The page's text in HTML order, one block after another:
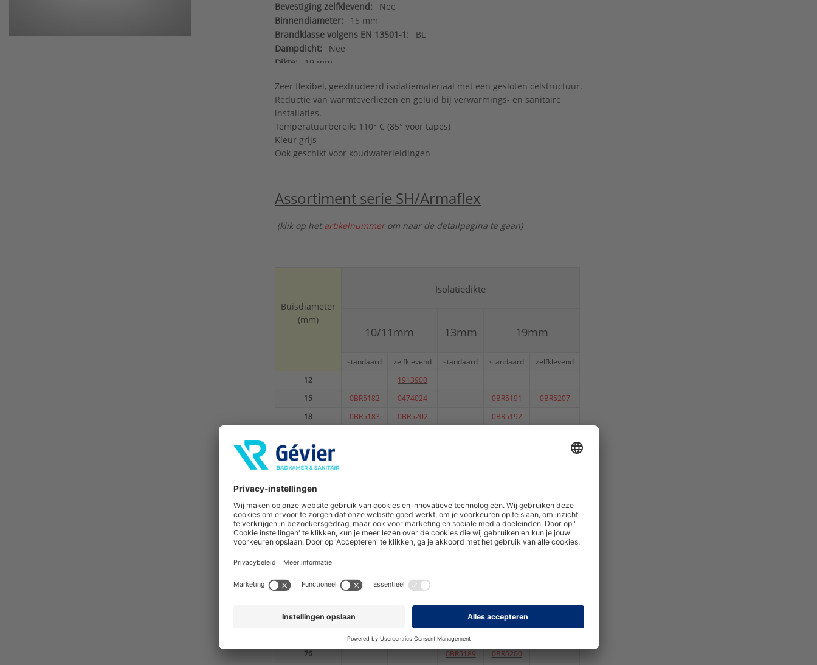
Bevestiging zelfklevend:
Nee
Binnendiameter:
15 mm
Brandklasse volgens EN 13501-1:
BL
Dampdicht:
Nee
Dikte:
19 mm
d0
Euroklasse rookontwikkeling volgens EN 13501-1:
s3
Gebruikstemperatuur:
Halogeenvrij:
Nee
Kleur:
Grijs
Materiaal:
Overig
Met sluiting: Nee
Thermische isolatie:
Ja
Zeer flexibel, geëxtrudeerd isolatiemateriaal met een gesloten celstructuur.
Reductie van warmteverliezen en geluid bij verwarmings- en sanitaire
installaties.
Temperatuurbereik: 110° C (85° voor tapes)
Kleur grijs
Ook geschikt voor koudwaterleidingen
Assortiment serie SH/Armaflex
(klik op het artikelnummer om naar de detailpagina te gaan)
Buisdiameter
(mm)
Isolatiedikte
10/11mm 13mm 19mm
standaard zelfklevend standaard standaard
zelfklevend
12
1913900
15
0BR5182 0474024 0BR5191
0BR5207
18
0BR5183 0BR5202
0BR5192
22
25
28
32
0474027
35
0474083 0474028 0BR5195
0BR5210
40
0BR5205
42
48
0BR5186 0474030
54
0BR5187 0BR5198
0BR5188 0474032
76
0BR5189
0BR5200